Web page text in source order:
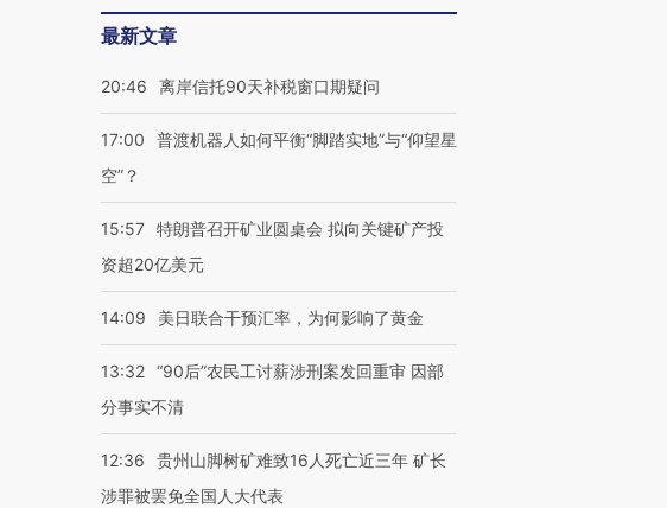
最新文章
20:46 离岸信托90天补税窗口期疑问
17:00
普渡机器人如何平衡“脚踏实地”与“仰望星
空”？
15:57 特朗普召开矿业圆桌会 拟向关键矿产投
资超20亿美元
14:09 美日联合干预汇率，为何影响了黄金
13:32 “90后”农民工讨薪涉刑案发回重审 因部
分事实不清
12:36
贵州山脚树矿难致16人死亡近三年 矿长
涉罪被罢免全国人大代表